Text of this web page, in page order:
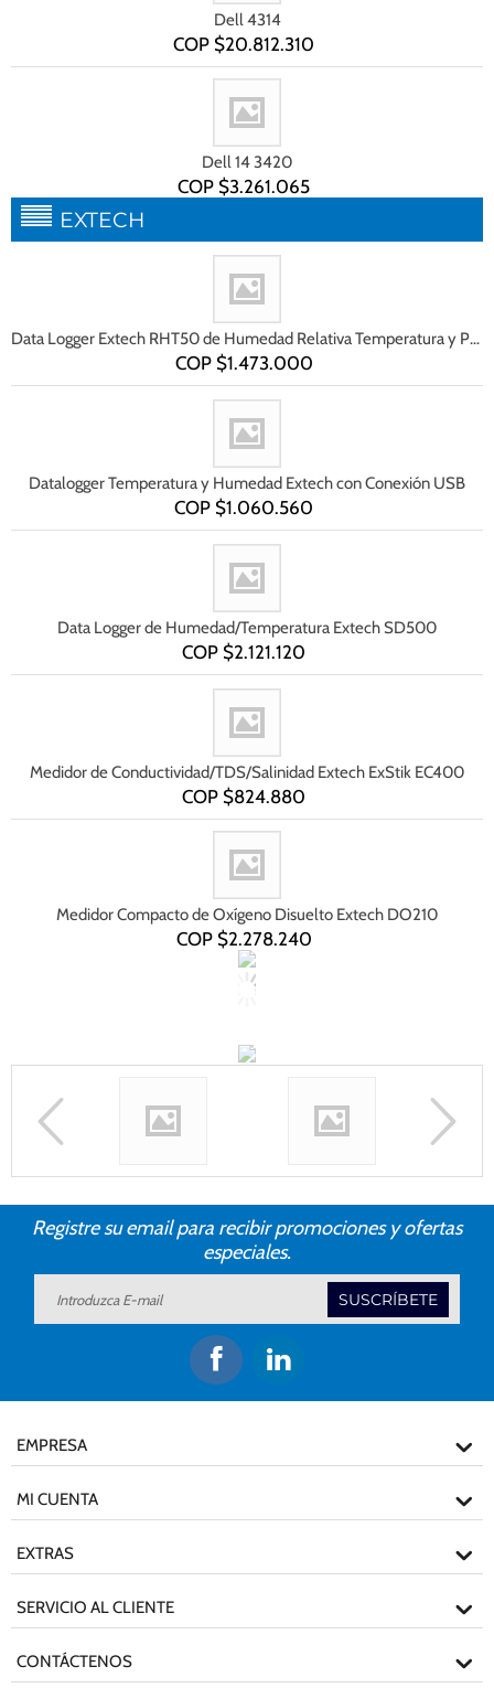
Dell 4314
COP $20.812.310
Dell 14 3420
COP $3.261.065
EXTECH
Data Logger Extech RHT50 de Humedad Relativa Temperatura y Presión
COP $1.473.000
Datalogger Temperatura y Humedad Extech con Conexión USB
COP $1.060.560
Data Logger de Humedad/Temperatura Extech SD500
COP $2.121.120
Medidor de Conductividad/TDS/Salinidad Extech ExStik EC400
COP $824.880
Medidor Compacto de Oxígeno Disuelto Extech DO210
COP $2.278.240
Registre su email para recibir promociones y ofertas
especiales.
SUSCRÍBETE
EMPRESA
MI CUENTA
EXTRAS
SERVICIO AL CLIENTE
CONTÁCTENOS